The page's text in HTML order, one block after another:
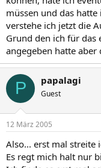
müssen und das
verstehe ich jetzt die
Grund den ich für das
angegeben hatte aber
P papalagi
Guest
12 März 2005
Also... erst mal streite
Es regt mich halt nur